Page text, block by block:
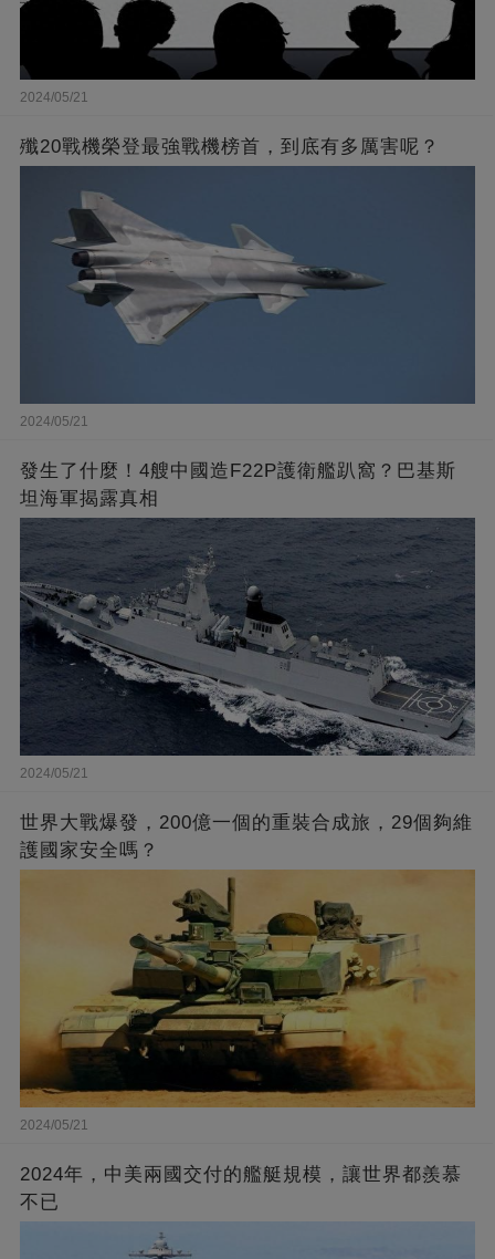
2024/05/21
殲20戰機榮登最強戰機榜首，到底有多厲害呢？
2024/05/21
發生了什麼！4艘中國造F22P護衛艦趴窩？巴基斯
坦海軍揭露真相
2024/05/21
世界大戰爆發，200億一個的重裝合成旅，29個夠維
護國家安全嗎？
2024/05/21
2024年，中美兩國交付的艦艇規模，讓世界都羨慕
不已